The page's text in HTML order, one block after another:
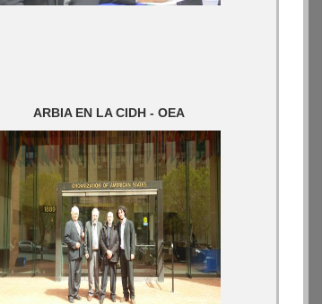
ARBIA EN LA CIDH - OEA